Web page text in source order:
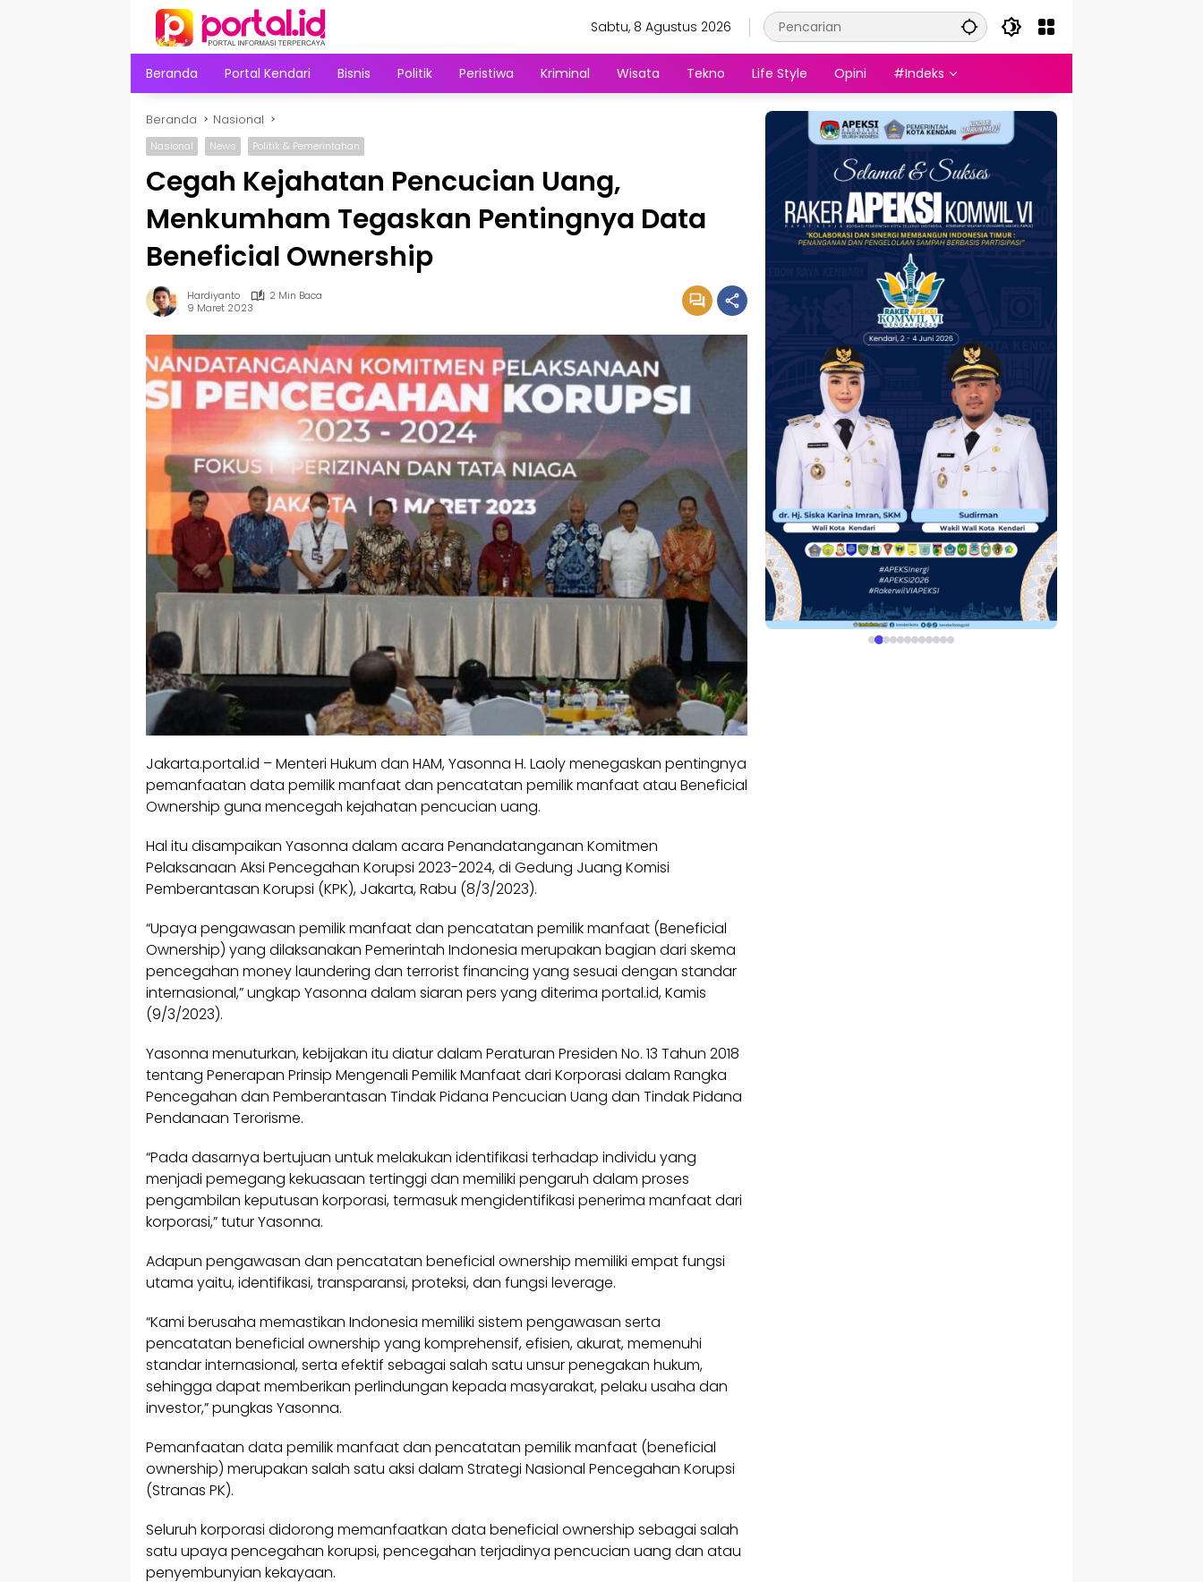
Sabtu, 8 Agustus 2026
Beranda Portal Kendari Bisnis Politik Peristiwa Kriminal Wisata Tekno Life Style Opini #Indeks
Beranda Nasional
Nasional News Politik & Pemerintahan
Cegah Kejahatan Pencucian Uang,
Menkumham Tegaskan Pentingnya Data
Beneficial Ownership
Hardiyanto
2 Min Baca
9 Maret 2023
Jakarta.portal.id – Menteri Hukum dan HAM, Yasonna H. Laoly menegaskan pentingnya
pemanfaatan data pemilik manfaat dan pencatatan pemilik manfaat atau Beneficial
Ownership guna mencegah kejahatan pencucian uang.
Hal itu disampaikan Yasonna dalam acara Penandatanganan Komitmen
Pelaksanaan Aksi Pencegahan Korupsi 2023-2024, di Gedung Juang Komisi
Pemberantasan Korupsi (KPK), Jakarta, Rabu (8/3/2023).
“Upaya pengawasan pemilik manfaat dan pencatatan pemilik manfaat (Beneficial
Ownership) yang dilaksanakan Pemerintah Indonesia merupakan bagian dari skema
pencegahan money laundering dan terrorist financing yang sesuai dengan standar
internasional,” ungkap Yasonna dalam siaran pers yang diterima portal.id, Kamis
(9/3/2023).
Yasonna menuturkan, kebijakan itu diatur dalam Peraturan Presiden No. 13 Tahun 2018
tentang Penerapan Prinsip Mengenali Pemilik Manfaat dari Korporasi dalam Rangka
Pencegahan dan Pemberantasan Tindak Pidana Pencucian Uang dan Tindak Pidana
Pendanaan Terorisme.
“Pada dasarnya bertujuan untuk melakukan identifikasi terhadap individu yang
menjadi pemegang kekuasaan tertinggi dan memiliki pengaruh dalam proses
pengambilan keputusan korporasi, termasuk mengidentifikasi penerima manfaat dari
korporasi,” tutur Yasonna.
Adapun pengawasan dan pencatatan beneficial ownership memiliki empat fungsi
utama yaitu, identifikasi, transparansi, proteksi, dan fungsi leverage.
“Kami berusaha memastikan Indonesia memiliki sistem pengawasan serta
pencatatan beneficial ownership yang komprehensif, efisien, akurat, memenuhi
standar internasional, serta efektif sebagai salah satu unsur penegakan hukum,
sehingga dapat memberikan perlindungan kepada masyarakat, pelaku usaha dan
investor,” pungkas Yasonna.
Pemanfaatan data pemilik manfaat dan pencatatan pemilik manfaat (beneficial
ownership) merupakan salah satu aksi dalam Strategi Nasional Pencegahan Korupsi
(Stranas PK).
Seluruh korporasi didorong memanfaatkan data beneficial ownership sebagai salah
satu upaya pencegahan korupsi, pencegahan terjadinya pencucian uang dan atau
penyembunyian kekayaan.